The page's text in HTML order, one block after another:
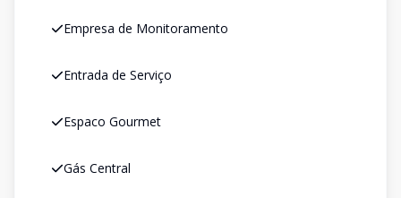
Empresa de Monitoramento
Entrada de Serviço
Espaco Gourmet
Gás Central